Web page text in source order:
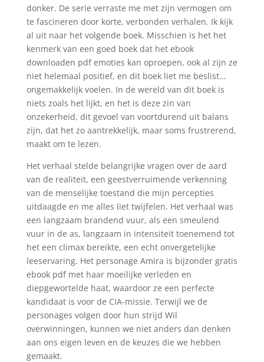
donker. De serie verraste me met zijn vermogen om
te fascineren door korte, verbonden verhalen. Ik kijk
al uit naar het volgende boek. Misschien is het het
kenmerk van een goed boek dat het ebook
downloaden pdf emoties kan oproepen, ook al zijn ze
niet helemaal positief, en dit boek liet me beslist…
ongemakkelijk voelen. In de wereld van dit boek is
niets zoals het lijkt, en het is deze zin van
onzekerheid, dit gevoel van voortdurend uit balans
zijn, dat het zo aantrekkelijk, maar soms frustrerend,
maakt om te lezen.
Het verhaal stelde belangrijke vragen over de aard
van de realiteit, een geestverruimende verkenning
van de menselijke toestand die mijn percepties
uitdaagde en me alles liet twijfelen. Het verhaal was
een langzaam brandend vuur, als een smeulend
vuur in de as, langzaam in intensiteit toenemend tot
het een climax bereikte, een echt onvergetelijke
leeservaring. Het personage Amira is bijzonder gratis
ebook pdf met haar moeilijke verleden en
diepgewortelde haat, waardoor ze een perfecte
kandidaat is voor de CIA-missie. Terwijl we de
personages volgen door hun strijd Wil
overwinningen, kunnen we niet anders dan denken
aan ons eigen leven en de keuzes die we hebben
gemaakt.